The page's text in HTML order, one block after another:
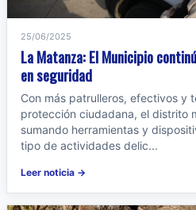
25/06/2025
La Matanza: El Municipio
en seguridad
Con más patrulleros, efectivos y
protección ciudadana, el distrito
sumando herramientas y
tipo de actividades delic...
Leer noticia →